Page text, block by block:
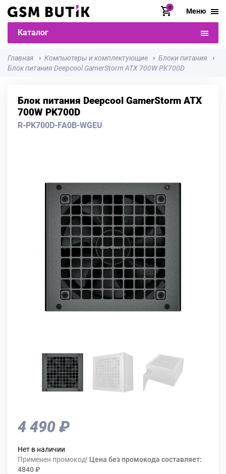
0 Меню
Каталог
Главная Компьютеры и комплектующие
Блоки питания
Блок питания Deepcool GamerStorm ATX 700W PK700D
Блок питания Deepcool GamerStorm ATX
700W PK700D
R-PK700D-FA0B-WGEU
4 490 ₽
Нет в наличии
Применен промокод! Цена без промокода составляет:
4840 ₽